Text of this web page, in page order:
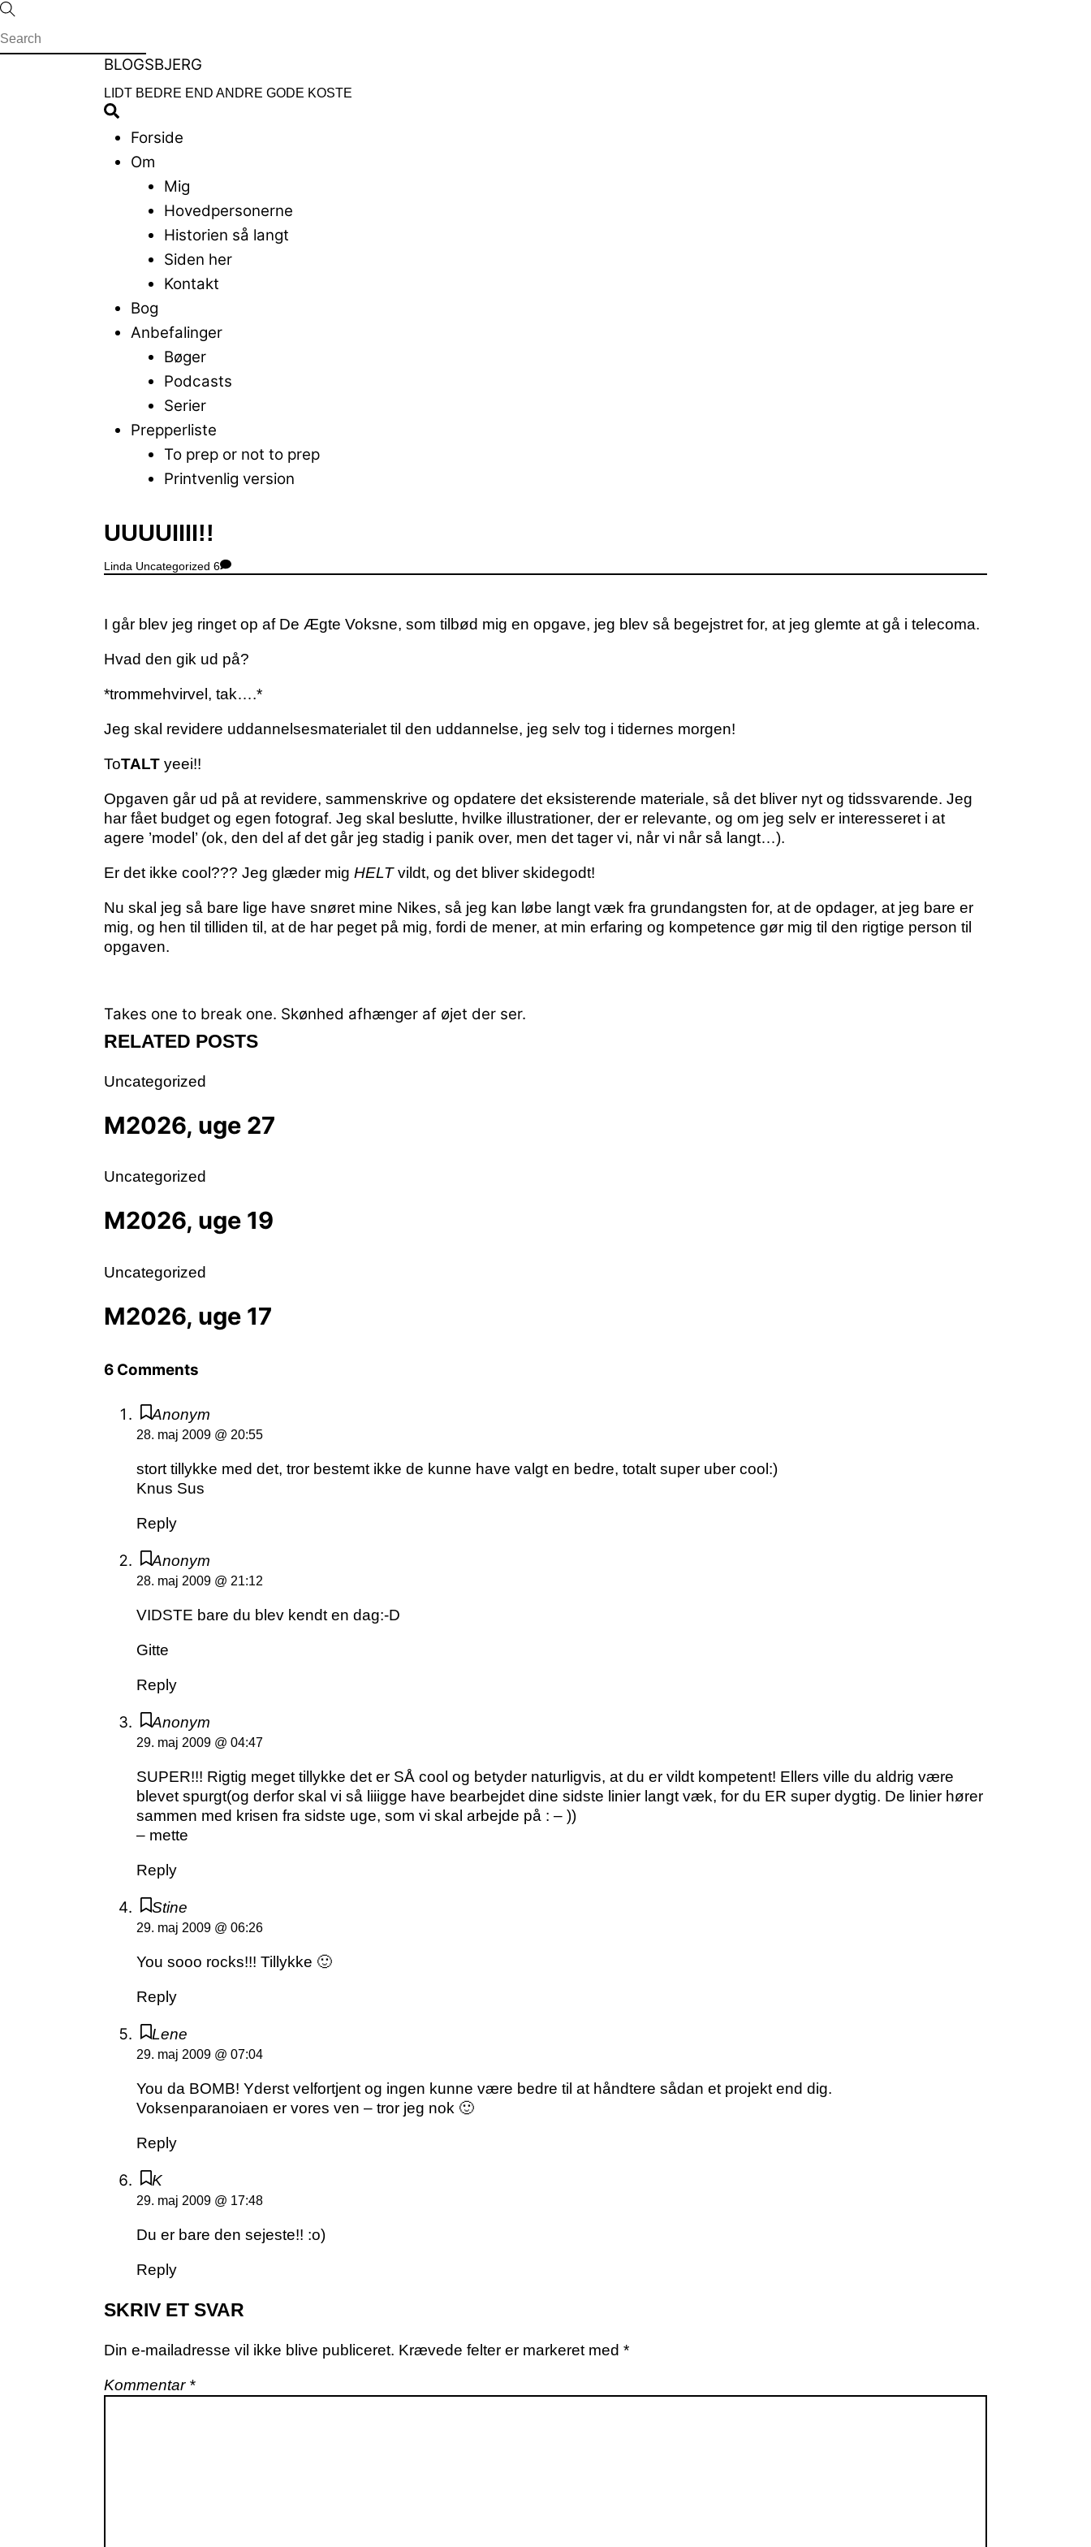
Skip
to
content
Menu
BLOGSBJERG
LIDT BEDRE END ANDRE GODE KOSTE
Search
Forside
Om
Mig
Hovedpersonerne
Historien så langt
Siden her
Kontakt
Bog
Anbefalinger
Bøger
Podcasts
Serier
Prepperliste
To prep or not to prep
Printvenlig version
Close
UUUUIIII!!
Linda Uncategorized 6
I går blev jeg ringet op af De Ægte Voksne, som tilbød mig en opgave, jeg blev så begejstret for, at jeg glemte at gå i telecoma.
Hvad den gik ud på?
*trommehvirvel, tak….*
Jeg skal revidere uddannelsesmaterialet til den uddannelse, jeg selv tog i tidernes morgen!
ToTALT yeei!!
Opgaven går ud på at revidere, sammenskrive og opdatere det eksisterende materiale, så det bliver nyt og tidssvarende. Jeg
har fået budget og egen fotograf. Jeg skal beslutte, hvilke illustrationer, der er relevante, og om jeg selv er interesseret i at
agere ’model’ (ok, den del af det går jeg stadig i panik over, men det tager vi, når vi når så langt…).
Er det ikke cool??? Jeg glæder mig HELTvildt, og det bliver skidegodt!
Nu skal jeg så bare lige have snøret mine Nikes, så jeg kan løbe langt væk fra grundangsten for, at de opdager, at jeg bare er
mig, og hen til tilliden til, at de har peget på mig, fordi de mener, at min erfaring og kompetence gør mig til den rigtige person til
opgaven.
Takes one to break one. Skønhed afhænger af øjet der ser.
RELATED POSTS
Uncategorized
M2026, uge 27
Uncategorized
M2026, uge 19
Uncategorized
M2026, uge 17
6 Comments
Anonym
28. maj 2009 @ 20:55
stort tillykke med det, tror bestemt ikke de kunne have valgt en bedre, totalt super uber cool:)
Knus Sus
Reply
Anonym
28. maj 2009 @ 21:12
VIDSTE bare du blev kendt en dag:-D
Gitte
Reply
Anonym
29. maj 2009 @ 04:47
SUPER!!! Rigtig meget tillykke det er SÅ cool og betyder naturligvis, at du er vildt kompetent! Ellers ville du aldrig være
blevet spurgt(og derfor skal vi så liiigge have bearbejdet dine sidste linier langt væk, for du ER super dygtig. De linier hører
sammen med krisen fra sidste uge, som vi skal arbejde på : – ))
– mette
Reply
Stine
29. maj 2009 @ 06:26
You sooo rocks!!! Tillykke 🙂
Reply
Lene
29. maj 2009 @ 07:04
You da BOMB! Yderst velfortjent og ingen kunne være bedre til at håndtere sådan et projekt end dig.
Voksenparanoiaen er vores ven – tror jeg nok 🙂
Reply
K
29. maj 2009 @ 17:48
Du er bare den sejeste!! :o)
Reply
SKRIV ET SVAR
Din e-mailadresse vil ikke blive publiceret. Krævede felter er markeret med *
Kommentar *